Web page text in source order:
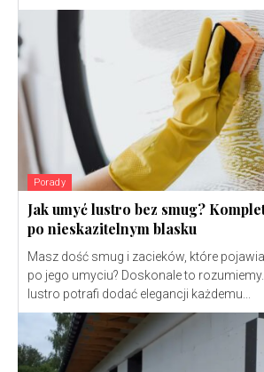
Porady
Jak umyć lustro bez smug?
po nieskazitelnym blasku
Masz dość smug i zacieków, które
po jego umyciu? Doskonale to
lustro potrafi dodać elegancji każdemu...